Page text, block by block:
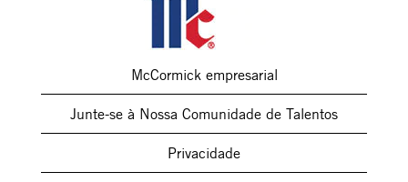
McCormick empresarial
Junte-se à Nossa Comunidade de Talentos
Privacidade